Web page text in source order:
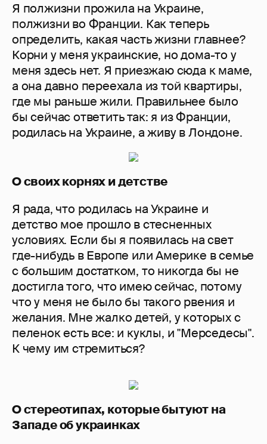
Я полжизни прожила на Украине,
полжизни во Франции. Как теперь
определить, какая часть жизни главнее?
Корни у меня украинские, но дома-то у
меня здесь нет. Я приезжаю сюда к маме,
а она давно переехала из той квартиры,
где мы раньше жили. Правильнее было
бы сейчас ответить так: я из Франции,
родилась на Украине, а живу в Лондоне.
О своих корнях и детстве
Я рада, что родилась на Украине и
детство мое прошло в стесненных
условиях. Если бы я появилась на свет
где-нибудь в Европе или Америке в семье
с большим достатком, то никогда бы не
достигла того, что имею сейчас, потому
что у меня не было бы такого рвения и
желания. Мне жалко детей, у которых с
пеленок есть все: и куклы, и "Мерседесы".
К чему им стремиться?
О стереотипах, которые бытуют на
Западе об украинках